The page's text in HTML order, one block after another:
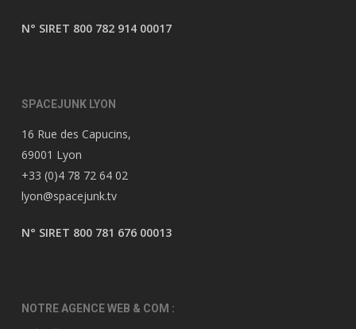
N° SIRET 800 782 914 00017
SPACEJUNK LYON
16 Rue des Capucins,
69001 Lyon
+33 (0)4 78 72 64 02
lyon@spacejunk.tv
N° SIRET 800 781 676 00013
NOTRE AGENCE WEB & COM :